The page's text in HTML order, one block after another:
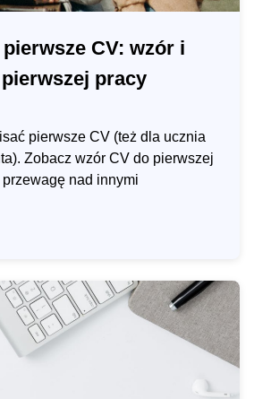
CV: wzór i
pracy
pierwsze CV (też dla ucznia
Zobacz wzór CV do pierwszej
nad innymi